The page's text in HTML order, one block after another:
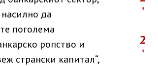
да
поголема
ропство и
странски капитал“,
ч
2
ч